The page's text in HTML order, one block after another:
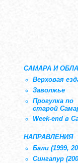
САМАРА И
Верховая
Заволжье
Прогулка по
старой
Week-end в
НАПРАВЛЕНИЯ
Бали (1999,
Сингапур